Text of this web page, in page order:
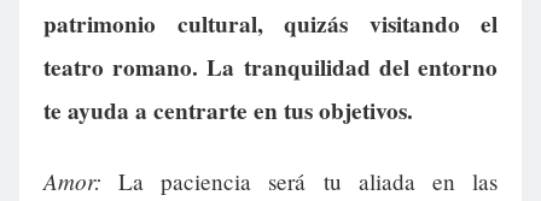
patrimonio cultural, quizás visitando el
teatro romano. La tranquilidad del entorno
te ayuda a centrarte en tus objetivos.
Amor: La paciencia será tu aliada en las